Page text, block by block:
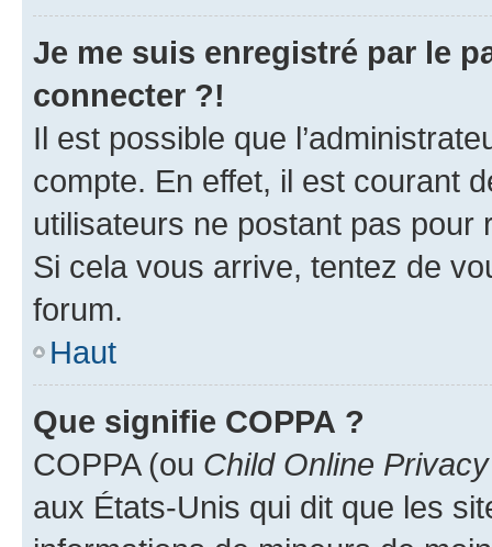
Je me suis enregistré par le
connecter ?!
Il est possible que
compte. En effet, il est courant
utilisateurs ne postant pas pour
Si cela vous arrive, tentez de
forum.
Haut
Que signifie COPPA ?
COPPA (ou Child Online
aux États-Unis qui dit que les